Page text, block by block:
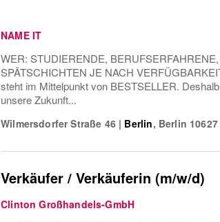
NAME IT
WER: STUDIERENDE,
SPÄTSCHICHTEN JE NACH
steht im Mittelpunkt von BESTSELLER.
unsere Zukunft...
Wilmersdorfer Straße 46 | Berlin, Berlin 10627
Verkäufer / Verkäuferin (m/w/d)
Clinton Großhandels-GmbH